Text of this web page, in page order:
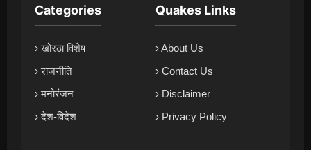
Categories
› खोरठा विशेष
› राजनीति
› मनोरंजन
› देश-विदेश
Quakes Links
› About Us
› Contact Us
› Disclaimer
› Privacy Policy